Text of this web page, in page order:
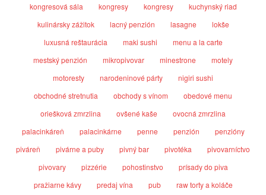
kongresová sála
kongresy kongresy
kuchynský riad
kulinársky zážitok
lacný penzión lasagne
lokše
luxusná reštaurácia
maki sushi
menu a la carte
mestský penzión
mikropivovar minestrone
motely
motoresty
narodeninové párty
nigiri sushi
obchodné stretnutia
obchody s vínom
obedové menu
oriešková zmrzlina
ovšené kaše
ovocná zmrzlina
palacinkáreň
palacinkárne penne penzión
penzióny
piváreň
pivárne a puby pivný bar pivotéka
pivovarníctvo
pivovary
pizzérie pohostinstvo
prísady do piva
pražiarne kávy
predaj vína pub
raw torty a koláče